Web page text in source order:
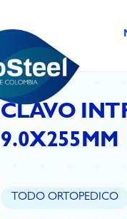
CLAVO
9.0X255MM
TODO ORTOPEDICO